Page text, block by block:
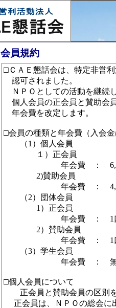
会員規約
□ＣＡＥ懇話会は、特定非営
認可されました。
ＮＰＯとしての活動を継続
個人会員の正会員と賛助会
年会費を改定します。
□会員の種類と年会費（入会
（1）個人会員
１）正会員
年会費 ：
2)賛助会員
年会費 ：
（2）団体会員
1）正会員
年会費 ： 1口
2）賛助会員
年会費 ： 1口
（3）学生会員
年会費 ： 無
□個人会員について
正会員と賛助会員の区別を
正会員は、ＮＰＯの総会に